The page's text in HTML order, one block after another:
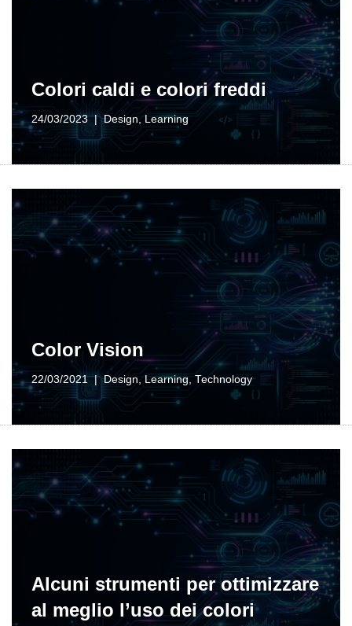
Colori caldi e colori freddi
24/03/2023 Design, Learning
Color Vision
22/03/2021 Design, Learning, Technology
Alcuni strumenti per ottimizzare
al meglio l’uso dei colori